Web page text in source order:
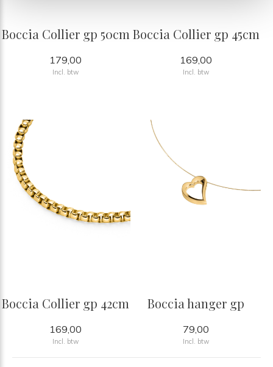
Boccia Collier gp 50cm
179,00
Incl. btw
Boccia Collier gp 45cm
169,00
Incl. btw
Boccia Collier gp 42cm
169,00
Incl. btw
Boccia hanger gp
79,00
Incl. btw